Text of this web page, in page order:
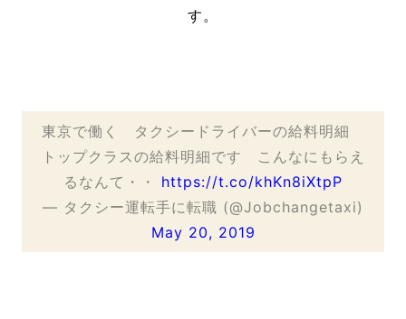
す。
東京で働く タクシードライバーの給料明細
トップクラスの給料明細です こんなにもらえ
るなんて・・ https://t.co/khKn8iXtpP
— タクシー運転手に転職 (@Jobchangetaxi)
May 20, 2019